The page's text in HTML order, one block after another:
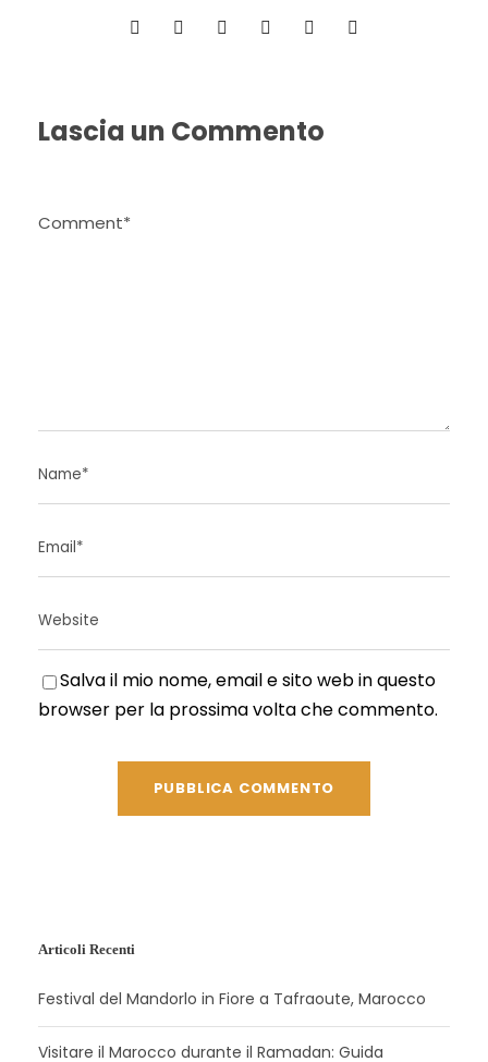
Lascia un Commento
Salva il mio nome, email e sito web in questo
browser per la prossima volta che commento.
Articoli Recenti
Festival del Mandorlo in Fiore a Tafraoute, Marocco
Visitare il Marocco durante il Ramadan: Guida